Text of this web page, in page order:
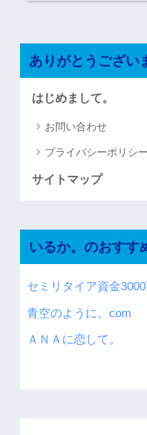
ありがとうござい
はじめまして。
お問い合わせ
プライバシーポリシー
サイトマップ
いるか。のおすす
セミリタイア資金
青空のように。com
ＡＮＡに恋して。